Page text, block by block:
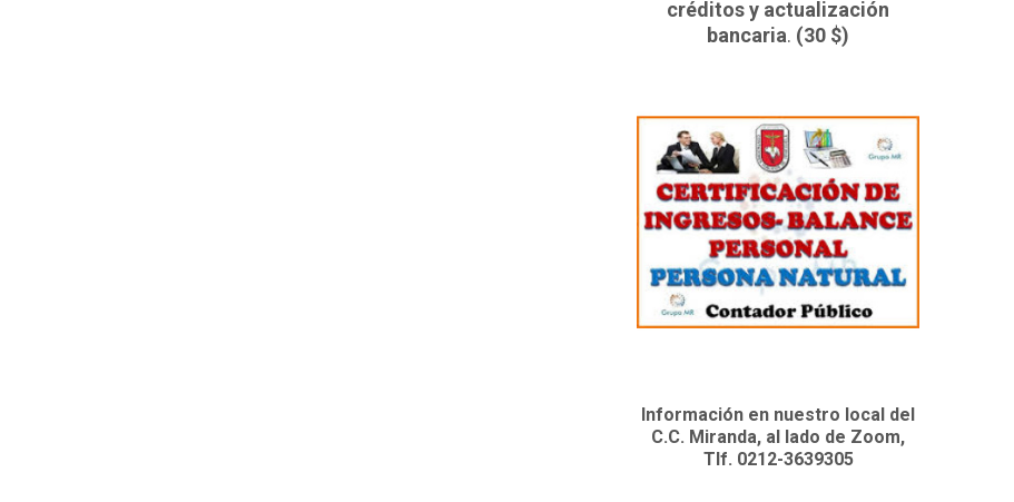
créditos y actualización
bancaria. (30 $)
Información en nuestro local del
C.C. Miranda, al lado de Zoom,
Tlf. 0212-3639305